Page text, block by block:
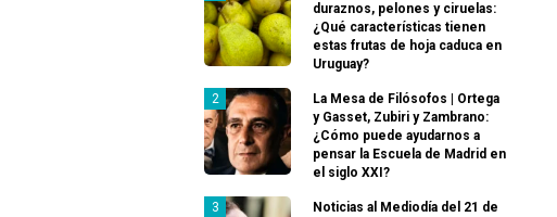
duraznos, pelones y ciruelas:
¿Qué características tienen
estas frutas de hoja caduca en
Uruguay?
La Mesa de Filósofos | Ortega
y Gasset, Zubiri y Zambrano:
¿Cómo puede ayudarnos a
pensar la Escuela de Madrid en
el siglo XXI?
Noticias al Mediodía del 21 de